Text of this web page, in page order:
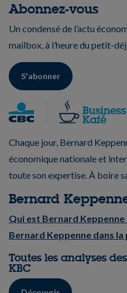
Abonnez-vous
Un condensé de l’actu
mailbox, à l’heure du petit-
S'abonner
Chaque jour, Bernard
économique nationale et
toute son expertise. À boire
Bernard
Qui est Bernard Keppenne
Bernard Keppenne dans la
Toutes les analyses
KBC